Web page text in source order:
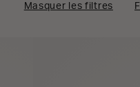
Masquer les filtres